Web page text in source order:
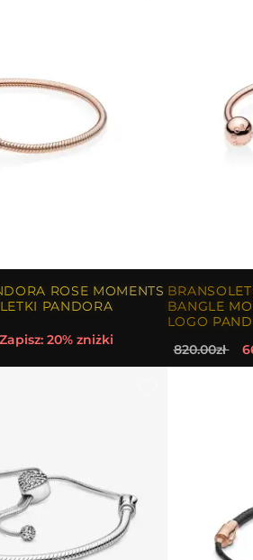
ROSE MOMENTS
PANDORA
Zapisz: 20% zniżki
BANGLE
LOGO
820.00zł